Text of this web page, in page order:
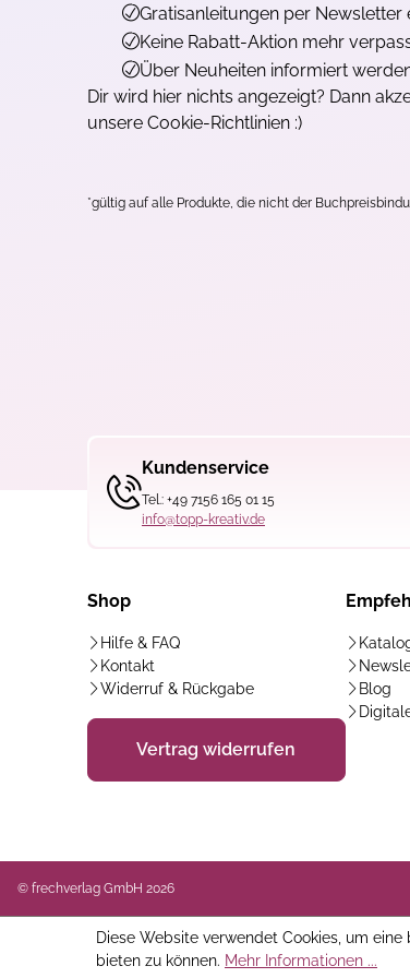
Gratisanleitungen per Newsletter
Keine Rabatt-Aktion mehr
Über Neuheiten informiert
Dir wird hier nichts angezeigt? Dann
unsere Cookie-Richtlinien :)
*gültig auf alle Produkte, die nicht der
Kundenservice
Tel.: +49 7156 165 01 15
info@topp-kreativ.de
Shop
Hilfe & FAQ
Kontakt
Widerruf & Rückgabe
Vertrag widerrufen
Blog
© frechverlag GmbH 2026
Diese Website verwendet Cookies, um
bieten zu können. Mehr Informationen ...